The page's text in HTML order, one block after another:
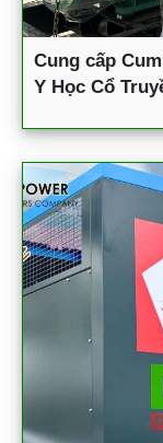
Cung cấp
Y Học Cổ